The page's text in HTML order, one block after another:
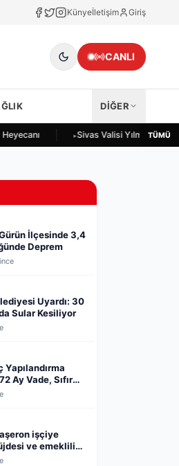
Künyeİletişim Giriş
CANLI
DİĞER
Sivas Valisi YılmazTÜMÜ
İlçesinde 3,4
Deprem
Uyardı: 30
Sular Kesiliyor
Yapılandırma
Ay Vade, Sıfır
işçiye
ve emeklilik